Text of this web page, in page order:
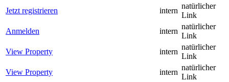
Jetzt registrieren
intern
natürlicher
Link
Anmelden
intern
natürlicher
Link
View Property
intern
natürlicher
Link
View Property
intern
natürlicher
Link